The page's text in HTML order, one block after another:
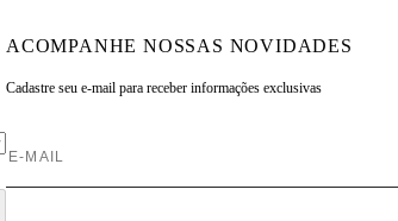
ACOMPANHE NOSSAS NOVIDADES
Cadastre seu e-mail para receber informações exclusivas